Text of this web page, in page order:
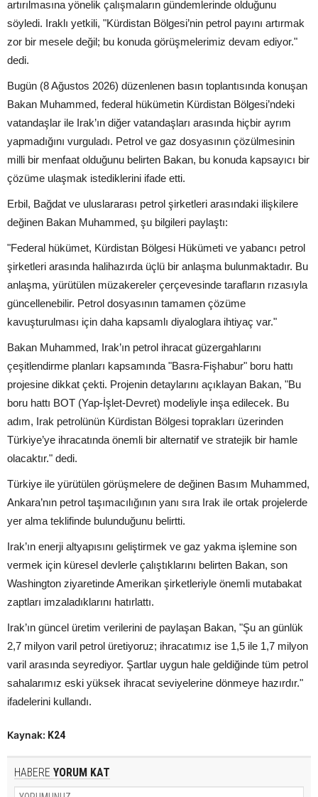
artırılmasına yönelik çalışmaların gündemlerinde olduğunu
söyledi. Iraklı yetkili, "Kürdistan Bölgesi’nin petrol payını artırmak
zor bir mesele değil; bu konuda görüşmelerimiz devam ediyor."
dedi.
Bugün (8 Ağustos 2026) düzenlenen basın toplantısında konuşan
Bakan Muhammed, federal hükümetin Kürdistan Bölgesi’ndeki
vatandaşlar ile Irak’ın diğer vatandaşları arasında hiçbir ayrım
yapmadığını vurguladı. Petrol ve gaz dosyasının çözülmesinin
milli bir menfaat olduğunu belirten Bakan, bu konuda kapsayıcı bir
çözüme ulaşmak istediklerini ifade etti.
Erbil, Bağdat ve uluslararası petrol şirketleri arasındaki ilişkilere
değinen Bakan Muhammed, şu bilgileri paylaştı:
"Federal hükümet, Kürdistan Bölgesi Hükümeti ve yabancı petrol
şirketleri arasında halihazırda üçlü bir anlaşma bulunmaktadır. Bu
anlaşma, yürütülen müzakereler çerçevesinde tarafların rızasıyla
güncellenebilir. Petrol dosyasının tamamen çözüme
kavuşturulması için daha kapsamlı diyaloglara ihtiyaç var."
Bakan Muhammed, Irak’ın petrol ihracat güzergahlarını
çeşitlendirme planları kapsamında "Basra-Fişhabur" boru hattı
projesine dikkat çekti. Projenin detaylarını açıklayan Bakan, "Bu
boru hattı BOT (Yap-İşlet-Devret) modeliyle inşa edilecek. Bu
adım, Irak petrolünün Kürdistan Bölgesi toprakları üzerinden
Türkiye’ye ihracatında önemli bir alternatif ve stratejik bir hamle
olacaktır." dedi.
Türkiye ile yürütülen görüşmelere de değinen Basım Muhammed,
Ankara’nın petrol taşımacılığının yanı sıra Irak ile ortak projelerde
yer alma teklifinde bulunduğunu belirtti.
Irak’ın enerji altyapısını geliştirmek ve gaz yakma işlemine son
vermek için küresel devlerle çalıştıklarını belirten Bakan, son
Washington ziyaretinde Amerikan şirketleriyle önemli mutabakat
zaptları imzaladıklarını hatırlattı.
Irak’ın güncel üretim verilerini de paylaşan Bakan, "Şu an günlük
2,7 milyon varil petrol üretiyoruz; ihracatımız ise 1,5 ile 1,7 milyon
varil arasında seyrediyor. Şartlar uygun hale geldiğinde tüm petrol
sahalarımız eski yüksek ihracat seviyelerine dönmeye hazırdır."
ifadelerini kullandı.
Kaynak: K24
HABERE YORUM KAT